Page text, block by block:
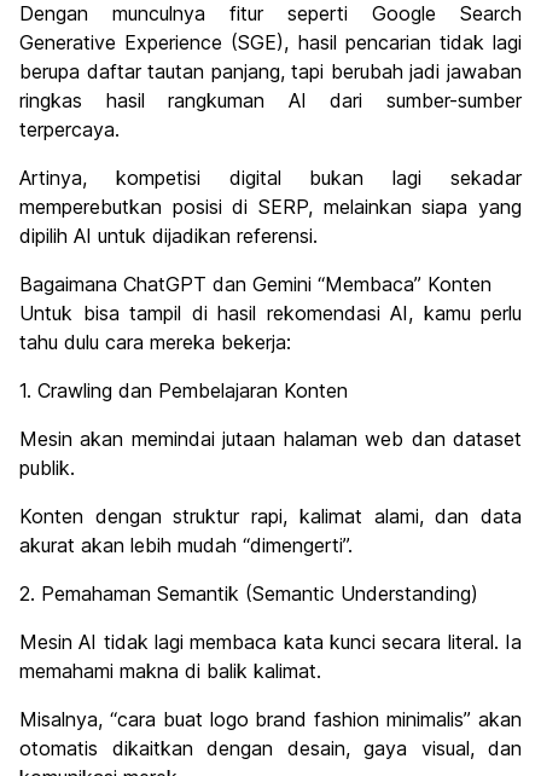
Dengan munculnya fitur seperti Google Search
Generative Experience (SGE), hasil pencarian tidak lagi
berupa daftar tautan panjang, tapi berubah jadi jawaban
ringkas hasil rangkuman AI dari sumber-sumber
terpercaya.
Artinya, kompetisi digital bukan lagi sekadar
memperebutkan posisi di SERP, melainkan siapa yang
dipilih AI untuk dijadikan referensi.
Bagaimana ChatGPT dan Gemini “Membaca” Konten
Untuk bisa tampil di hasil rekomendasi AI, kamu perlu
tahu dulu cara mereka bekerja:
1. Crawling dan Pembelajaran Konten
Mesin akan memindai jutaan halaman web dan dataset
publik.
Konten dengan struktur rapi, kalimat alami, dan data
akurat akan lebih mudah “dimengerti”.
2. Pemahaman Semantik (Semantic Understanding)
Mesin AI tidak lagi membaca kata kunci secara literal. Ia
memahami makna di balik kalimat.
Misalnya, “cara buat logo brand fashion minimalis” akan
otomatis dikaitkan dengan desain, gaya visual, dan